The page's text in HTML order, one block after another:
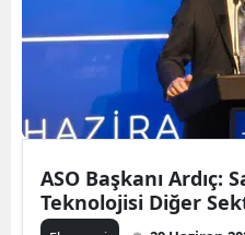
ASO Başkanı Ardıç:
Teknolojisi Diğer